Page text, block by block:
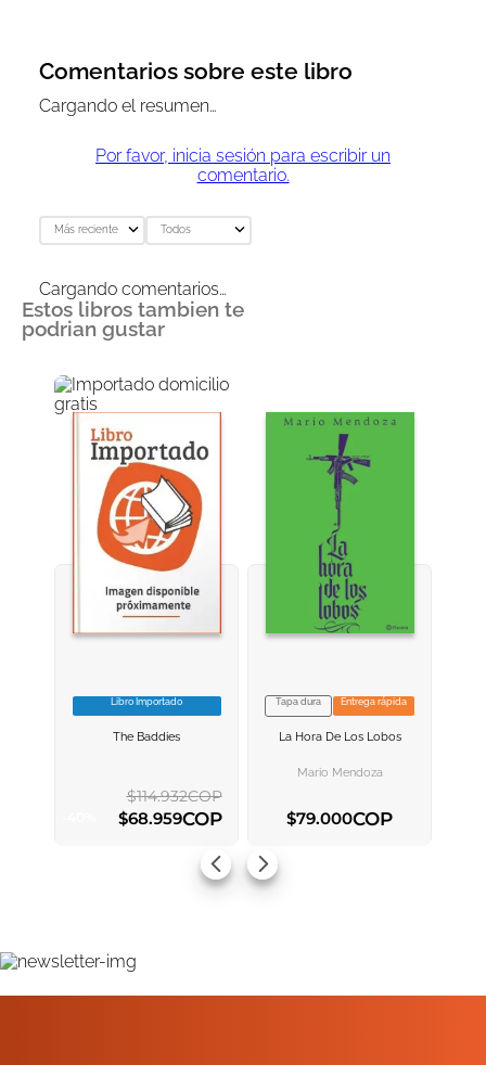
Comentarios sobre este libro
Cargando el resumen…
Por favor, inicia sesión para escribir un
comentario.
Más reciente Todos
Cargando comentarios…
Estos libros tambien te
podrian gustar
VER INFORMACION
Libro Importado
The Baddies
$114.932COP
$68.959COP
VER INFORMACION
Tapa dura Entrega rápida
La Hora De Los Lobos
Mario Mendoza
$79.000COP